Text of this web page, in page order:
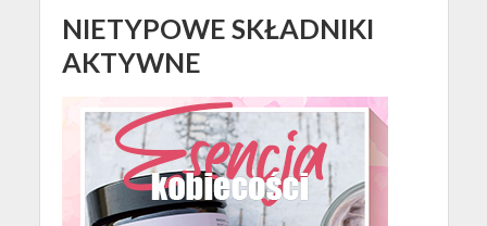
NIETYPOWE SKŁADNIKI
AKTYWNE